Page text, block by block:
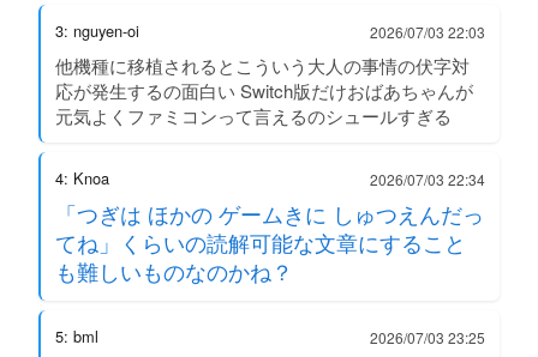
3: nguyen-oi 2026/07/03 22:03
他機種に移植されるとこういう大人の事情の伏字対
応が発生するの面白い Switch版だけおばあちゃんが
元気よくファミコンって言えるのシュールすぎる
4: Knoa 2026/07/03 22:34
「つぎは ほかの ゲームきに しゅつえんだっ
てね」くらいの読解可能な文章にすること
も難しいものなのかね？
5: bml 2026/07/03 23:25